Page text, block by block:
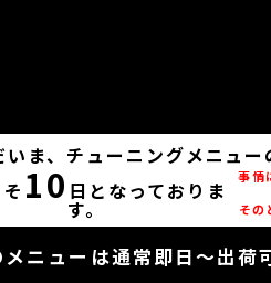
いま、チューニングメニュ
10 日となっておりま
す。
事情
その
ニューは通常即日～出荷